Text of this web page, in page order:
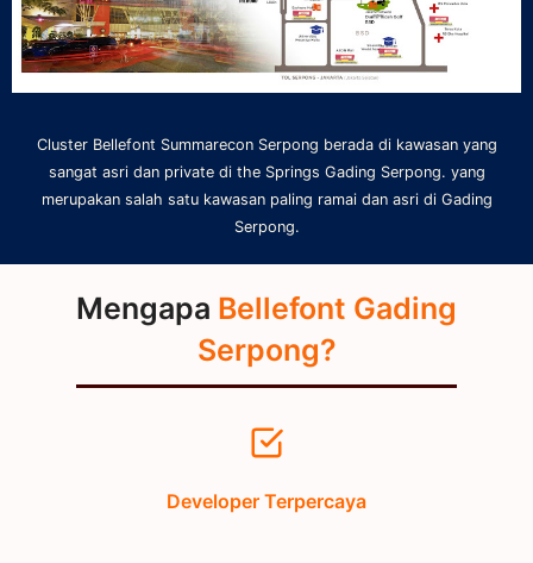
Cluster Bellefont Summarecon Serpong berada di kawasan yang
sangat asri dan private di the Springs Gading Serpong. yang
merupakan salah satu kawasan paling ramai dan asri di Gading
Serpong.
Mengapa Bellefont Gading
Serpong?
Developer Terpercaya